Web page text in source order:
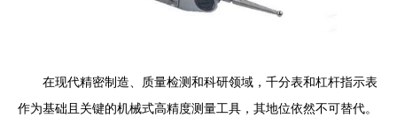
在现代精密制造、质量检测和科研领域，千分表和杠杆指示表
作为基础且关键的机械式高精度测量工具，其地位依然不可替代。